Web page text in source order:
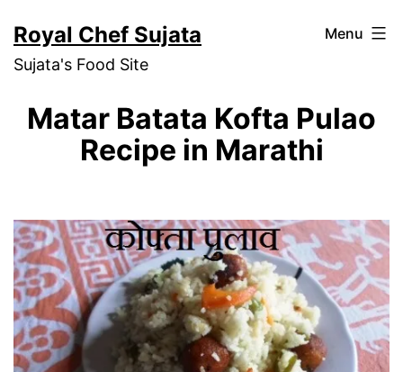
to
content
Royal Chef Sujata
Sujata's Food Site
Menu
Matar Batata Kofta Pulao
Recipe in Marathi